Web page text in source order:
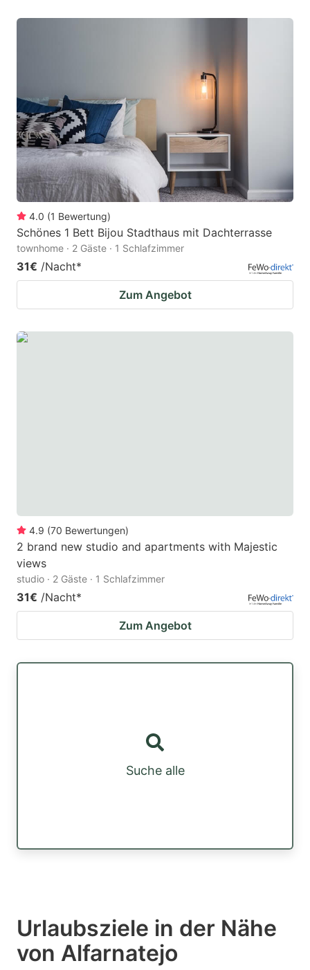
4.0 (1 Bewertung)
Schönes 1 Bett Bijou Stadthaus mit Dachterrasse
townhome · 2 Gäste · 1 Schlafzimmer
31€ /Nacht*
Zum Angebot
4.9 (70 Bewertungen)
2 brand new studio and apartments with Majestic
views
studio · 2 Gäste · 1 Schlafzimmer
31€ /Nacht*
Zum Angebot
Suche alle
Urlaubsziele in der Nähe
von Alfarnatejo